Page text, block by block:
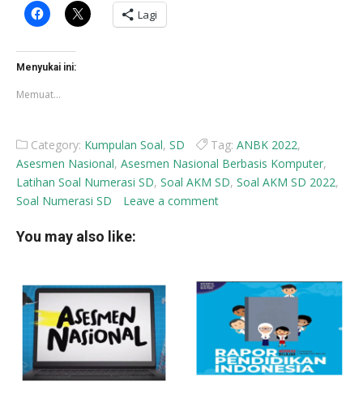
Klik
untuk
Facebook(Membuka
di
jendela
baru)
Klik
untuk
berbagi
Lagi
Menyukai ini:
Memuat...
Category: Kumpulan Soal, SD Tag: ANBK 2022,
Asesmen Nasional, Asesmen Nasional Berbasis Komputer,
Latihan Soal Numerasi SD, Soal AKM SD, Soal AKM SD 2022,
Soal Numerasi SD
Leave a comment
You may also like: